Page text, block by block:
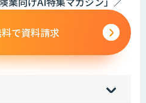
で資料請求
hi
]
sh
]